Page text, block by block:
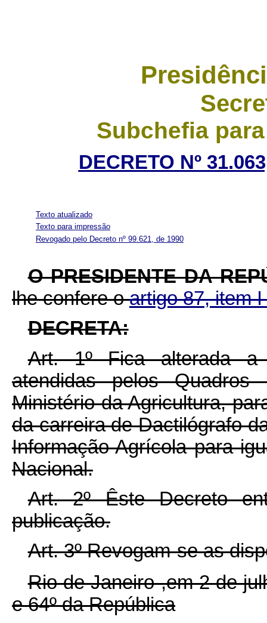
Subchefia
DECRETO Nº
Texto atualizado
Texto para impressão
Revogado pelo Decreto nº 99.621, de 1990
O PRESIDENTE DA
lhe confere oartigo 87, item
DECRETA:
Art. 1º Fica alterada a
atendidas pelos Quadros
Ministério da Agricultura,
da carreira de Dactilógrafo
Informação Agrícola para
Nacional.
Art. 2º Êste Decreto
publicação.
Art. 3º Revogam-se as
Rio de Janeiro ,em 2 de
e 64º da República